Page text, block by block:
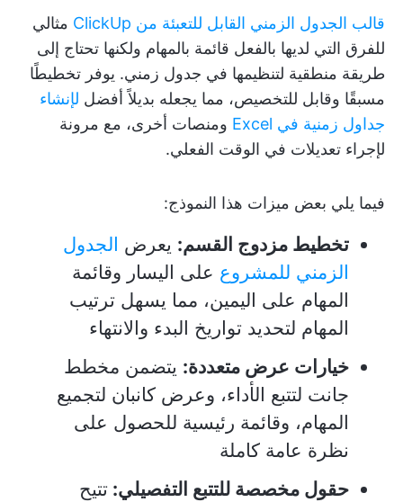
قالب الجدول الزمني القابل للتعبئة من ClickUp
مثالي
للفرق التي لديها بالفعل قائمة بالمهام ولكنها تحتاج إلى
طريقة منطقية لتنظيمها في جدول زمني. يوفر تخطيطًا
مسبقًا وقابل للتخصيص، مما يجعله بديلاً أفضل لإنشاء
جداول زمنية في Excel
ومنصات أخرى، مع مرونة
لإجراء تعديلات في الوقت الفعلي.
فيما يلي بعض ميزات هذا النموذج:
تخطيط مزدوج القسم: يعرض الجدول
الزمني للمشروع على اليسار وقائمة
المهام على اليمين، مما يسهل ترتيب
المهام لتحديد تواريخ البدء والانتهاء
خيارات عرض متعددة: يتضمن مخطط
جانت لتتبع الأداء، وعرض كانبان لتجميع
المهام، وقائمة رئيسية للحصول على
نظرة عامة كاملة
حقول مخصصة للتتبع التفصيلي: تتيح